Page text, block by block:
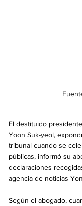
El destituido
Yoon Suk-yeol,
tribunal cuando se
públicas, informó su
declaraciones
agencia de noticias
Según el abogado,